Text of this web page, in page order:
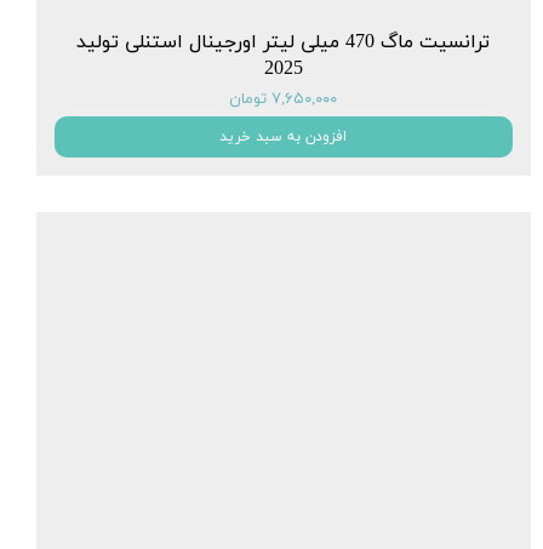
ترانسیت ماگ 470 میلی لیتر اورجینال استنلی تولید
2025
۷,۶۵۰,۰۰۰ تومان
افزودن به سبد خرید